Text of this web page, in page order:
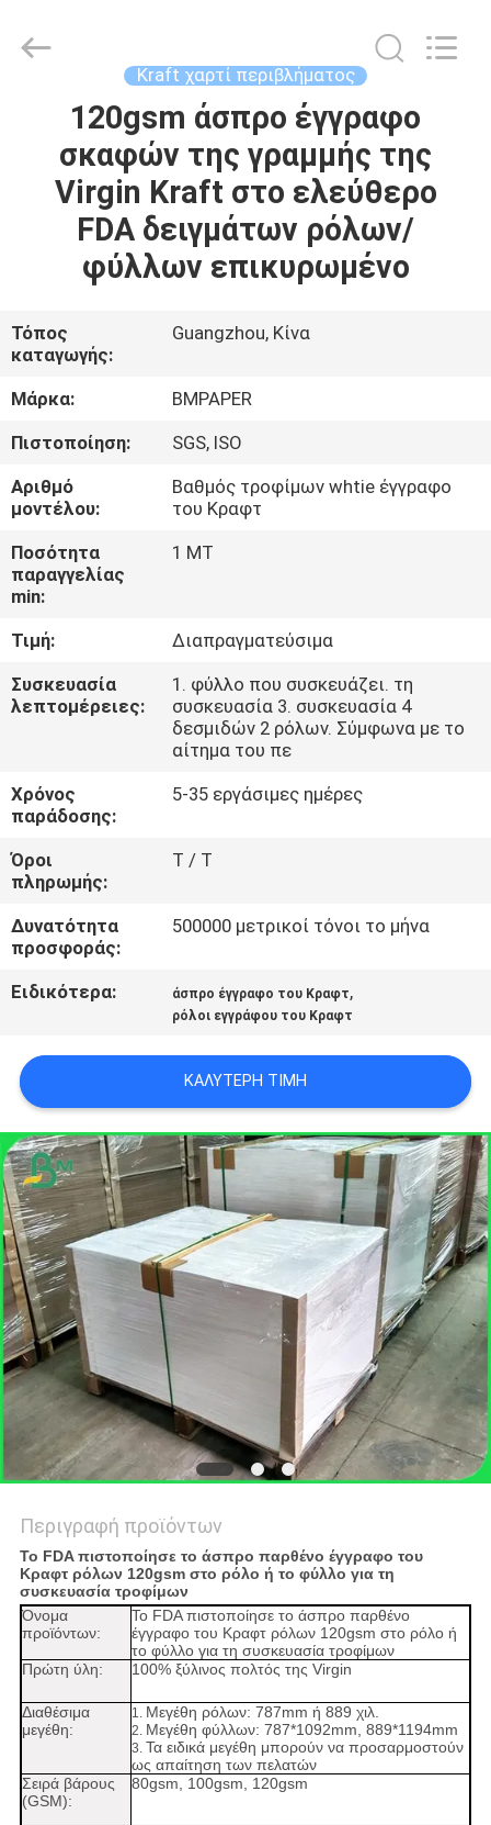
ΣΠΊΤΙ
ΠΡΟΪΌΝΤΑ
ΣΧΕΤΙΚΆ
ΕΜΆΣ
ΕΠΙΣΚΕΨΉ
ΕΡΓΟΣΤΑΣΊΟΥ
ΈΛΕΓΧΟΣ
ΠΟΙΌΤΗΤΑΣ
ΜΑΖΊ
ΜΑΣ
ΥΠΟΘΈΣΕΙΣ
SITEMAP
ΑΠΟΡΡΉΤΟΥ
BMPAPER
CO.,LTD.
Kraft χαρτί περιβλήματος
120gsm άσπρο έγγραφο
σκαφών της γραμμής της
Virgin Kraft στο ελεύθερο
FDA δειγμάτων ρόλων/
φύλλων επικυρωμένο
Τόπος
καταγωγής:
Guangzhou, Κίνα
Μάρκα:
BMPAPER
Πιστοποίηση:
SGS, ISO
Αριθμό
μοντέλου:
Βαθμός τροφίμων whtie έγγραφο
του Κραφτ
Ποσότητα
παραγγελίας
min:
1 MT
Τιμή:
Διαπραγματεύσιμα
Συσκευασία
λεπτομέρειες:
1. φύλλο που συσκευάζει. τη
συσκευασία 3. συσκευασία 4
δεσμιδών 2 ρόλων. Σύμφωνα με το
αίτημα του πε
Χρόνος
παράδοσης:
5-35 εργάσιμες ημέρες
Όροι
πληρωμής:
T / T
Δυνατότητα
προσφοράς:
500000 μετρικοί τόνοι το μήνα
Ειδικότερα: άσπρο έγγραφο του Κραφτ,
ρόλοι εγγράφου του Κραφτ
ΚΑΛΎΤΕΡΗ ΤΙΜΉ
Περιγραφή προϊόντων
Το FDA πιστοποίησε το άσπρο παρθένο έγγραφο του
Κραφτ ρόλων 120gsm στο ρόλο ή το φύλλο για τη
συσκευασία τροφίμων
Όνομα
προϊόντων:
Το FDA πιστοποίησε το άσπρο παρθένο
έγγραφο του Κραφτ ρόλων 120gsm στο ρόλο ή
το φύλλο για τη συσκευασία τροφίμων
Πρώτη ύλη:
100% ξύλινος πολτός της Virgin
Διαθέσιμα
μεγέθη:
1. Μεγέθη ρόλων: 787mm ή 889 χιλ.
2. Μεγέθη φύλλων: 787*1092mm, 889*1194mm
3. Τα ειδικά μεγέθη μπορούν να προσαρμοστούν
ως απαίτηση των πελατών
Σειρά βάρους
(GSM):
80gsm, 100gsm, 120gsm